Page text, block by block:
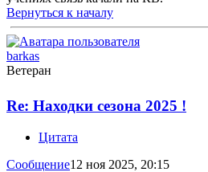
Вернуться к началу
barkas
Ветеран
Re: Находки сезона 2025 !
Цитата
Сообщение12 ноя 2025, 20:15